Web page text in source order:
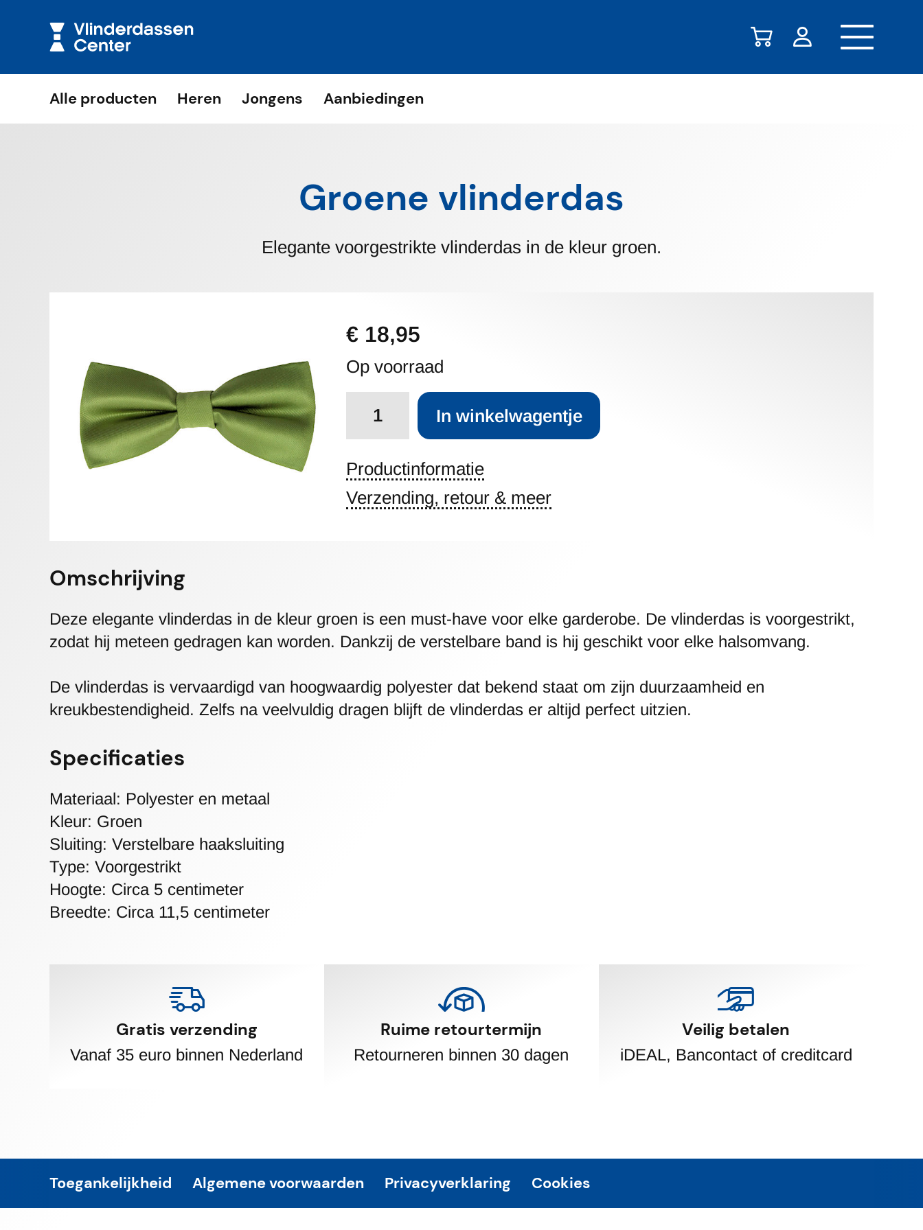
Alle producten Heren Jongens Aanbiedingen
Groene vlinderdas
Elegante voorgestrikte vlinderdas in de kleur groen.
€ 18,95
Op voorraad
Aantal In winkelwagentje
Productinformatie
Verzending, retour & meer
Omschrijving
Deze elegante vlinderdas in de kleur groen is een must-have voor elke garderobe. De vlinderdas is voorgestrikt,
zodat hij meteen gedragen kan worden. Dankzij de verstelbare band is hij geschikt voor elke halsomvang.
De vlinderdas is vervaardigd van hoogwaardig polyester dat bekend staat om zijn duurzaamheid en
kreukbestendigheid. Zelfs na veelvuldig dragen blijft de vlinderdas er altijd perfect uitzien.
Specificaties
Materiaal: Polyester en metaal
Kleur: Groen
Sluiting: Verstelbare haaksluiting
Type: Voorgestrikt
Hoogte: Circa 5 centimeter
Breedte: Circa 11,5 centimeter
Gratis verzending
Vanaf 35 euro binnen Nederland
Ruime retourtermijn
Retourneren binnen 30 dagen
Veilig betalen
iDEAL, Bancontact of creditcard
Toegankelijkheid Algemene voorwaarden Privacyverklaring Cookies